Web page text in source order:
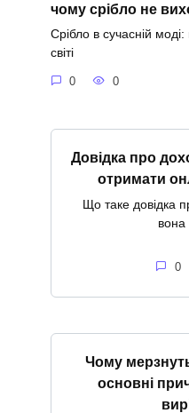
чому срібло не
Срібло в сучасній
світі
0 0
Довідка про
отримати
Що таке довідка
вона
0
Чому
основні